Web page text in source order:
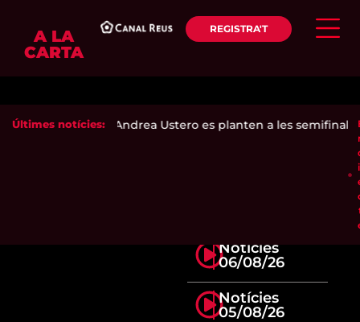
A LA
CARTA
REGISTRA'T
Últimes notícies:
Ari Sánchez i Andrea Ustero es planten a les semifinals
Notícies
06/08/26
Notícies
05/08/26